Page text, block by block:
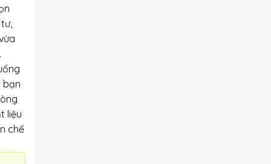
bạn
liệu
chế